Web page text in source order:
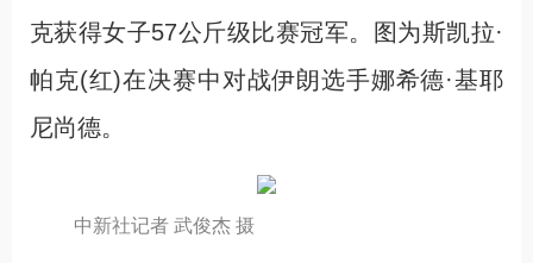
克获得女子57公斤级比赛冠军。图为斯凯拉·
帕克(红)在决赛中对战伊朗选手娜希德·基耶
尼尚德。
中新社记者 武俊杰 摄